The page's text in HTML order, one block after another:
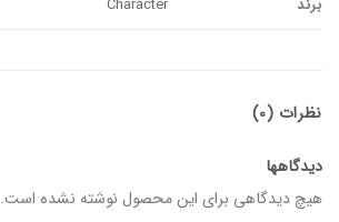
برند Character
نظرات (0)
دیدگاهها
هیچ دیدگاهی برای این محصول نوشته نشده است.